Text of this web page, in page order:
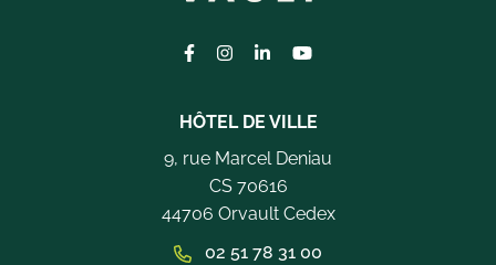
Lien vers le compte Facebook
Lien vers le compte Instagram
Lien vers le compte Linkedin
Lien vers la chaîne
HÔTEL DE VILLE
9, rue Marcel Deniau
CS 70616
44706 Orvault Cedex
02 51 78 31 00